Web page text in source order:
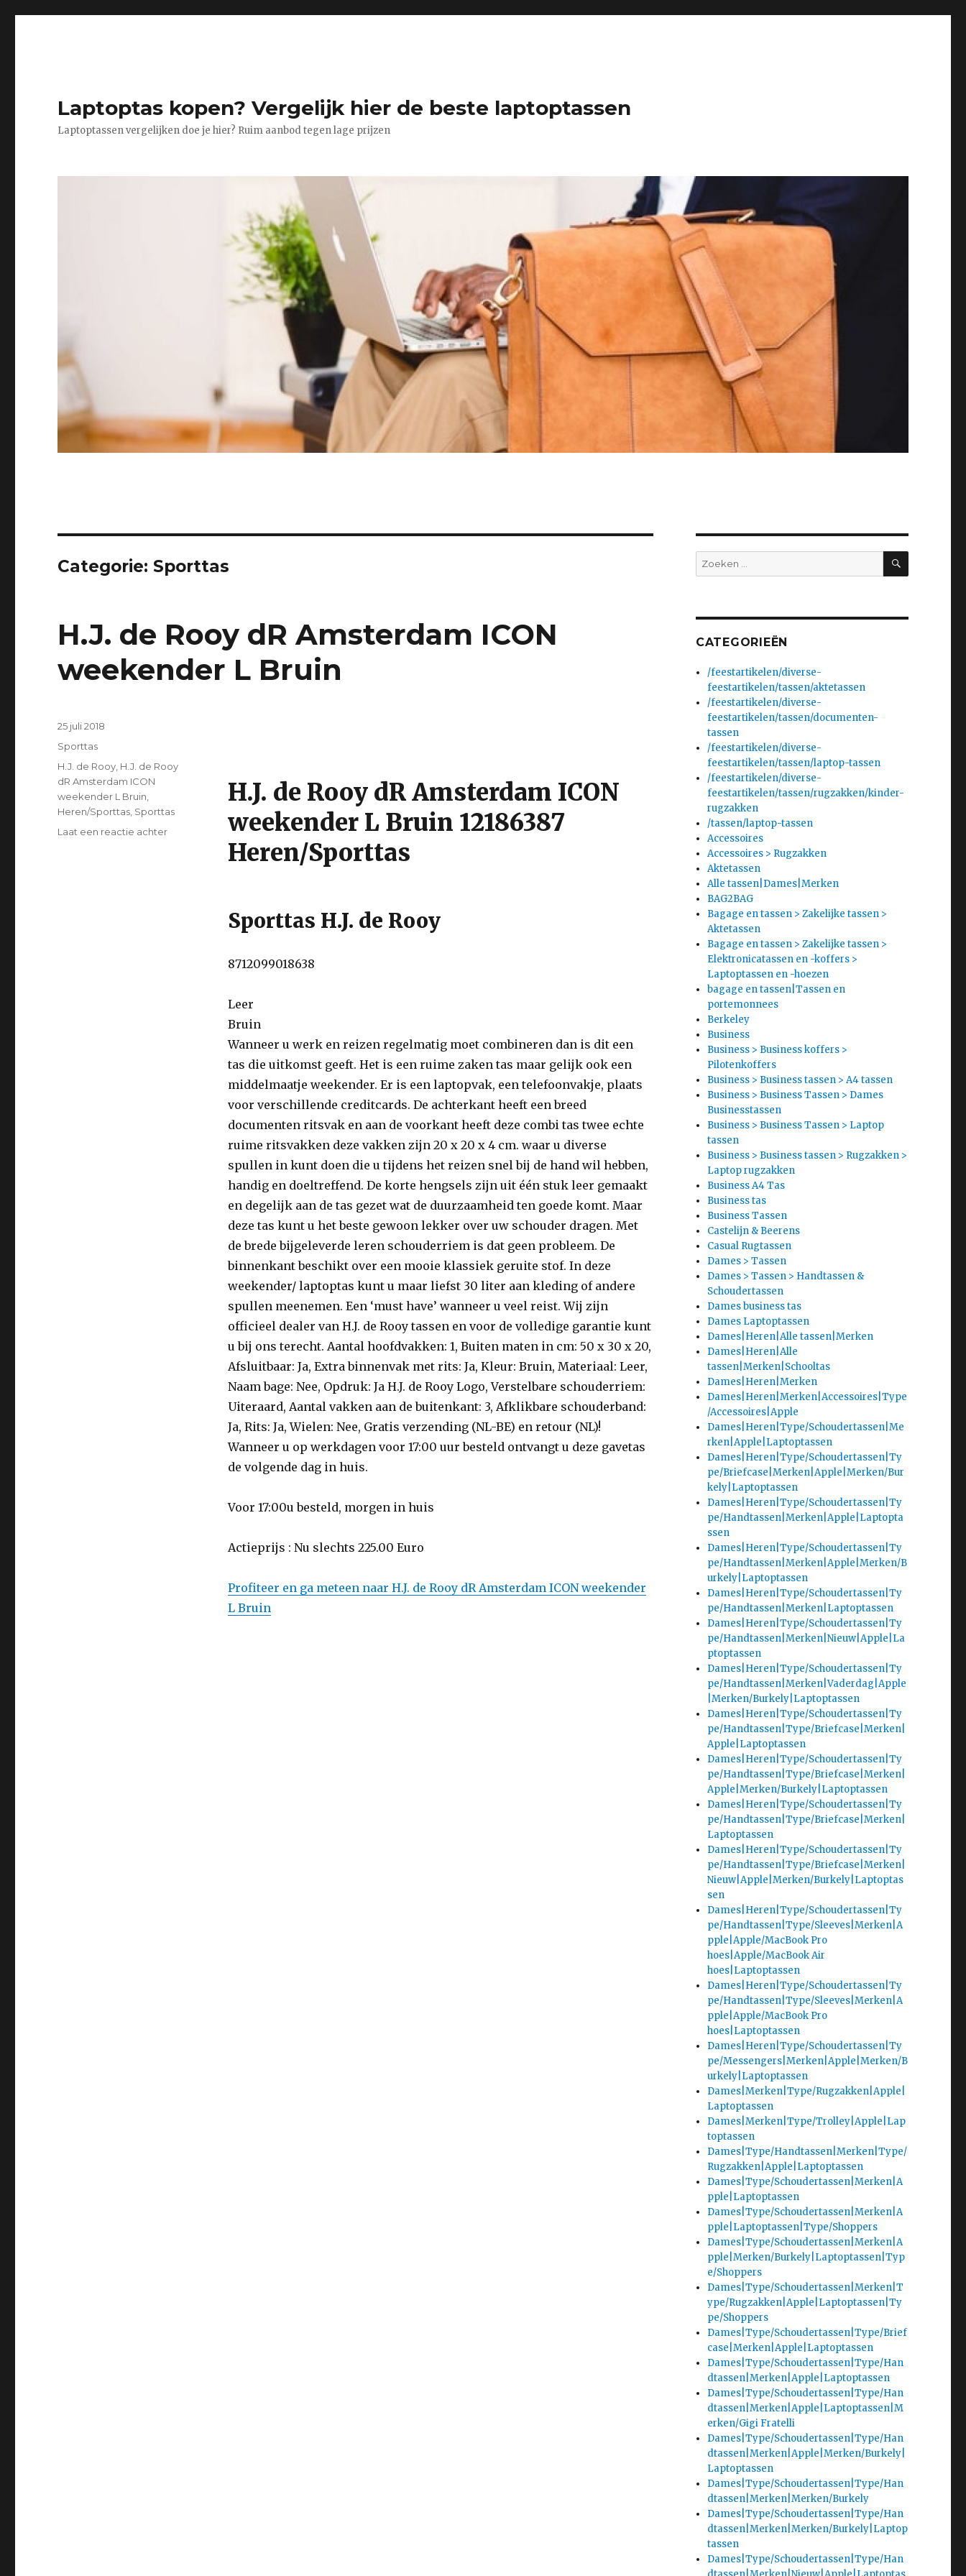
Laptoptas kopen? Vergelijk hier de beste laptoptassen
Laptoptassen vergelijken doe je hier? Ruim aanbod tegen lage prijzen
Categorie: Sporttas
H.J. de Rooy dR Amsterdam ICON
weekender L Bruin
H.J. de Rooy dR Amsterdam ICON
weekender L Bruin 12186387
Heren/Sporttas
Sporttas H.J. de Rooy
8712099018638
Leer
Bruin
Wanneer u werk en reizen regelmatig moet combineren dan is dit een
tas die uitkomst geeft. Het is een ruime zaken tas maar gelijk ook een
middelmaatje weekender. Er is een laptopvak, een telefoonvakje, plaats
voor verschillende creditcards. De achterkant heeft een breed
documenten ritsvak en aan de voorkant heeft deze combi tas twee echte
ruime ritsvakken deze vakken zijn 20 x 20 x 4 cm. waar u diverse
spullen in kunt doen die u tijdens het reizen snel bij de hand wil hebben,
handig en doeltreffend. De korte hengsels zijn uit één stuk leer gemaakt
en degelijk aan de tas gezet wat de duurzaamheid ten goede komt. Maar
deze tas kunt u het beste gewoon lekker over uw schouder dragen. Met
de brede bijgeleverde leren schouderriem is dat geen probleem. De
binnenkant beschikt over een mooie klassiek geruite stof. In deze
weekender/ laptoptas kunt u maar liefst 30 liter aan kleding of andere
spullen meenemen. Een ‘must have’ wanneer u veel reist. Wij zijn
officieel dealer van H.J. de Rooy tassen en voor de volledige garantie kunt
u bij ons terecht. Aantal hoofdvakken: 1, Buiten maten in cm: 50 x 30 x 20,
Afsluitbaar: Ja, Extra binnenvak met rits: Ja, Kleur: Bruin, Materiaal: Leer,
Naam bage: Nee, Opdruk: Ja H.J. de Rooy Logo, Verstelbare schouderriem:
Uiteraard, Aantal vakken aan de buitenkant: 3, Afklikbare schouderband:
Ja, Rits: Ja, Wielen: Nee, Gratis verzending (NL-BE) en retour (NL)!
Wanneer u op werkdagen voor 17:00 uur besteld ontvangt u deze gavetas
de volgende dag in huis.
Voor 17:00u besteld, morgen in huis
Actieprijs : Nu slechts 225.00 Euro
Profiteer en ga meteen naar H.J. de Rooy dR Amsterdam ICON weekender
L Bruin
Geplaatst
op
25 juli 2018
Categorieën
Sporttas
Tags
H.J. de Rooy H.J. de Rooy
dR Amsterdam ICON
weekender L Bruin
Heren/Sporttas Sporttas
Laat een reactie achter
Zoeken
naar:
ZOEKEN
CATEGORIEËN
/feestartikelen/diverse-
feestartikelen/tassen/aktetassen
/feestartikelen/diverse-
feestartikelen/tassen/documenten-
tassen
/feestartikelen/diverse-
feestartikelen/tassen/laptop-tassen
/feestartikelen/diverse-
feestartikelen/tassen/rugzakken/kinder-
rugzakken
/tassen/laptop-tassen
Accessoires
Accessoires > Rugzakken
Aktetassen
Alle tassen|Dames|Merken
BAG2BAG
Bagage en tassen > Zakelijke tassen >
Aktetassen
Bagage en tassen > Zakelijke tassen >
Elektronicatassen en -koffers >
Laptoptassen en -hoezen
bagage en tassen|Tassen en
portemonnees
Berkeley
Business
Business > Business koffers >
Pilotenkoffers
Business > Business tassen > A4 tassen
Business > Business Tassen > Dames
Businesstassen
Business > Business Tassen > Laptop
tassen
Business > Business tassen > Rugzakken >
Laptop rugzakken
Business A4 Tas
Business tas
Business Tassen
Castelijn & Beerens
Casual Rugtassen
Dames > Tassen
Dames > Tassen > Handtassen &
Schoudertassen
Dames business tas
Dames Laptoptassen
Dames|Heren|Alle tassen|Merken
Dames|Heren|Alle
tassen|Merken|Schooltas
Dames|Heren|Merken
Dames|Heren|Merken|Accessoires|Type
/Accessoires|Apple
Dames|Heren|Type/Schoudertassen|Me
rken|Apple|Laptoptassen
Dames|Heren|Type/Schoudertassen|Ty
pe/Briefcase|Merken|Apple|Merken/Bur
kely|Laptoptassen
Dames|Heren|Type/Schoudertassen|Ty
pe/Handtassen|Merken|Apple|Laptopta
ssen
Dames|Heren|Type/Schoudertassen|Ty
pe/Handtassen|Merken|Apple|Merken/B
urkely|Laptoptassen
Dames|Heren|Type/Schoudertassen|Ty
pe/Handtassen|Merken|Laptoptassen
Dames|Heren|Type/Schoudertassen|Ty
pe/Handtassen|Merken|Nieuw|Apple|La
ptoptassen
Dames|Heren|Type/Schoudertassen|Ty
pe/Handtassen|Merken|Vaderdag|Apple
|Merken/Burkely|Laptoptassen
Dames|Heren|Type/Schoudertassen|Ty
pe/Handtassen|Type/Briefcase|Merken|
Apple|Laptoptassen
Dames|Heren|Type/Schoudertassen|Ty
pe/Handtassen|Type/Briefcase|Merken|
Apple|Merken/Burkely|Laptoptassen
Dames|Heren|Type/Schoudertassen|Ty
pe/Handtassen|Type/Briefcase|Merken|
Laptoptassen
Dames|Heren|Type/Schoudertassen|Ty
pe/Handtassen|Type/Briefcase|Merken|
Nieuw|Apple|Merken/Burkely|Laptoptas
sen
Dames|Heren|Type/Schoudertassen|Ty
pe/Handtassen|Type/Sleeves|Merken|A
pple|Apple/MacBook Pro
hoes|Apple/MacBook Air
hoes|Laptoptassen
Dames|Heren|Type/Schoudertassen|Ty
pe/Handtassen|Type/Sleeves|Merken|A
pple|Apple/MacBook Pro
hoes|Laptoptassen
Dames|Heren|Type/Schoudertassen|Ty
pe/Messengers|Merken|Apple|Merken/B
urkely|Laptoptassen
Dames|Merken|Type/Rugzakken|Apple|
Laptoptassen
Dames|Merken|Type/Trolley|Apple|Lap
toptassen
Dames|Type/Handtassen|Merken|Type/
Rugzakken|Apple|Laptoptassen
Dames|Type/Schoudertassen|Merken|A
pple|Laptoptassen
Dames|Type/Schoudertassen|Merken|A
pple|Laptoptassen|Type/Shoppers
Dames|Type/Schoudertassen|Merken|A
pple|Merken/Burkely|Laptoptassen|Typ
e/Shoppers
Dames|Type/Schoudertassen|Merken|T
ype/Rugzakken|Apple|Laptoptassen|Ty
pe/Shoppers
Dames|Type/Schoudertassen|Type/Brief
case|Merken|Apple|Laptoptassen
Dames|Type/Schoudertassen|Type/Han
dtassen|Merken|Apple|Laptoptassen
Dames|Type/Schoudertassen|Type/Han
dtassen|Merken|Apple|Laptoptassen|M
erken/Gigi Fratelli
Dames|Type/Schoudertassen|Type/Han
dtassen|Merken|Apple|Merken/Burkely|
Laptoptassen
Dames|Type/Schoudertassen|Type/Han
dtassen|Merken|Merken/Burkely
Dames|Type/Schoudertassen|Type/Han
dtassen|Merken|Merken/Burkely|Laptop
tassen
Dames|Type/Schoudertassen|Type/Han